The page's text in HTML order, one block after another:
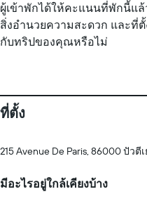
ผู้เข้าพักได้ให้คะแนนที่พักนี้แล้
สิ่งอำนวยความสะดวก และที่
กับทริปของคุณหรือไม่
ที่ตั้ง
215 Avenue De Paris, 86000 ปัวตี
มีอะไรอยู่ใกล้เคียงบ้าง